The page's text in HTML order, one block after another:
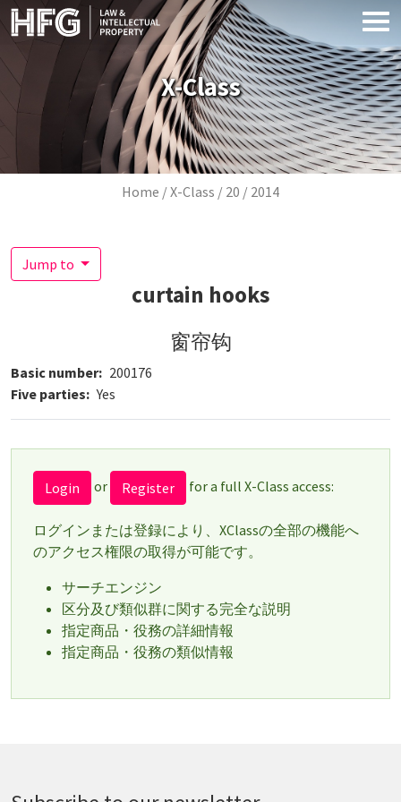
Skip to main content
X-Class
Breadcrumb
Home X-Class 20 2014
Jump to
curtain hooks
窗帘钩
Basic number
200176
Five parties
Yes
Login or Register for a full X-Class access:
ログインまたは登録により、XClassの全部の機能へ
のアクセス権限の取得が可能です。
サーチエンジン
区分及び類似群に関する完全な説明
指定商品・役務の詳細情報
指定商品・役務の類似情報